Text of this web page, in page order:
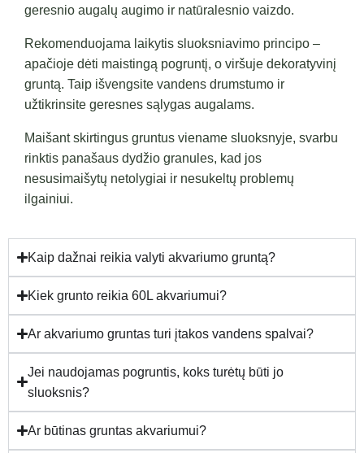
geresnio augalų augimo ir natūralesnio vaizdo.
Rekomenduojama laikytis sluoksniavimo principo –
apačioje dėti maistingą pogruntį, o viršuje dekoratyvinį
gruntą. Taip išvengsite vandens drumstumo ir
užtikrinsite geresnes sąlygas augalams.
Maišant skirtingus gruntus viename sluoksnyje, svarbu
rinktis panašaus dydžio granules, kad jos
nesusimaišytų netolygiai ir nesukeltų problemų
ilgainiui.
Kaip dažnai reikia valyti akvariumo gruntą?
Kiek grunto reikia 60L akvariumui?
Ar akvariumo gruntas turi įtakos vandens spalvai?
Jei naudojamas pogruntis, koks turėtų būti jo
sluoksnis?
Ar būtinas gruntas akvariumui?